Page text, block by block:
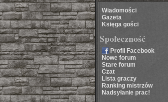
Wiadomości
Gazeta
Księga gości
Społeczność
Profil Facebook
Nowe forum
Stare forum
Czat
Lista graczy
Ranking mistrzów
Nadsyłanie prac!